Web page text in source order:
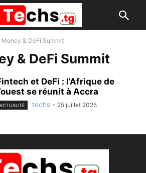
& DeFi Summit
& DeFi Summit
et DeFi : l’Afrique de
se réunit à Accra
ACTUALITÉ techs - 25 juillet 2025